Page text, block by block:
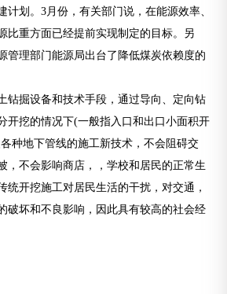
计划。3月份，有关部门说，在能源效率、
比重方面已经提前实现制定的目标。另
管理部门能源局出台了降低煤炭依赖度的
钻掘设备和技术手段，通过导向、定向钻
开挖的情况下(一般指入口和出口小面积开
种地下管线的施工新技术，不会阻碍交
，不会影响商店，，学校和居民的正常生
统开挖施工对居民生活的干扰，对交通，
破坏和不良影响，因此具有较高的社会经